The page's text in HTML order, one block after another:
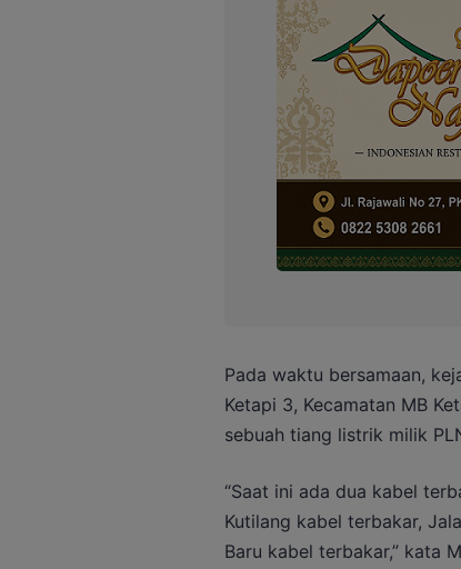
Pada waktu bersamaan,
Ketapi 3, Kecamatan MB
sebuah tiang listrik milik
“Saat ini ada dua kabel
Kutilang kabel terbakar,
Baru kabel terbakar,” kata